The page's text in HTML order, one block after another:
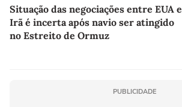
Situação das negociações entre EUA e
Irã é incerta após navio ser atingido
no Estreito de Ormuz
PUBLICIDADE